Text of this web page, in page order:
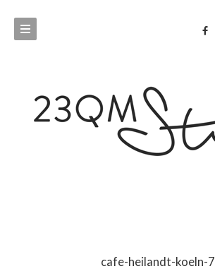
cafe-heilandt-koeln-7